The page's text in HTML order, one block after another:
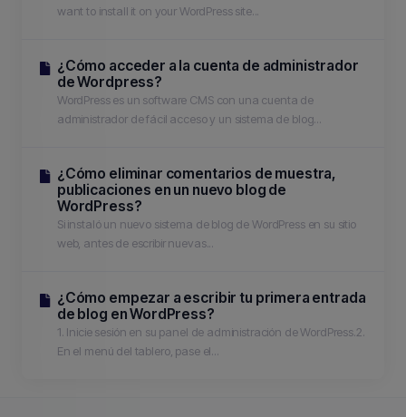
want to install it on your WordPress site...
¿Cómo acceder a la cuenta de administrador
de Wordpress?
WordPress es un software CMS con una cuenta de
administrador de fácil acceso y un sistema de blog...
¿Cómo eliminar comentarios de muestra,
publicaciones en un nuevo blog de
WordPress?
Si instaló un nuevo sistema de blog de WordPress en su sitio
web, antes de escribir nuevas...
¿Cómo empezar a escribir tu primera entrada
de blog en WordPress?
1. Inicie sesión en su panel de administración de WordPress.2.
En el menú del tablero, pase el...